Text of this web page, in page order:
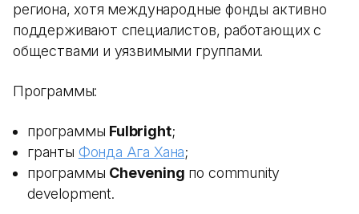
региона, хотя международные фонды активно
поддерживают специалистов, работающих с
обществами и уязвимыми группами.
Программы:
программы Fulbright;
гранты Фонда Ага Хана;
программы Chevening по community
development.